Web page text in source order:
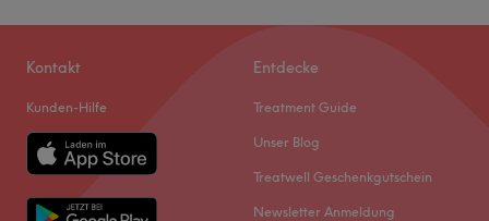
Kontakt
Kunden-Hilfe
Entdecke
Treatment Guide
Unser Blog
Treatwell Geschenkgutschein
Newsletter Anmeldung